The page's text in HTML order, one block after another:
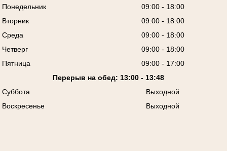
Понедельник
09:00 - 18:00
Вторник
09:00 - 18:00
Среда
09:00 - 18:00
Четверг
09:00 - 18:00
Пятница
09:00 - 17:00
Перерыв на обед: 13:00 - 13:48
Суббота
Выходной
Воскресенье
Выходной